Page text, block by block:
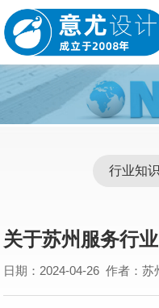
行业知识
关于苏州服务行
日期：2024-04-26 作者：苏